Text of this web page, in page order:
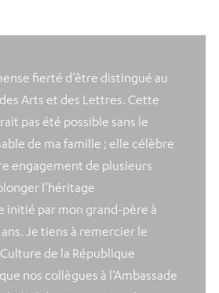
fierté d’être distingué au
Arts et des Lettres. Cette
pas été possible sans le
de ma famille ; elle célèbre
engagement de plusieurs
l’héritage
initié par mon grand-père à
Je tiens à remercier le
de la République
nos collègues à l’Ambassade